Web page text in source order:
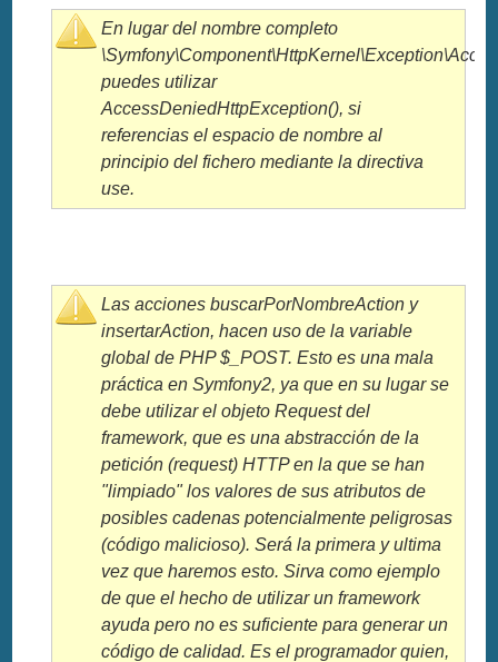
En lugar del nombre completo
puedes utilizar
AccessDeniedHttpException(), si
referencias el espacio de nombre al
principio del fichero mediante la directiva
use.
Las accionesbuscarPorNombreAction y
insertarAction, hacen uso de la variable
global dePHP $_POST. Esto es una mala
práctica en Symfony2, ya que en su lugar se
debe utilizar el objetoRequestdel
framework, que es una abstracción de la
petición (request)HTTPen la que se han
"limpiado" los valores de sus atributos de
posibles cadenas potencialmente peligrosas
(código malicioso). Será la primera y ultima
vez que haremos esto. Sirva como ejemplo
de que el hecho de utilizar un framework
ayuda pero no es suficiente para generar un
código de calidad. Es el programador quien,